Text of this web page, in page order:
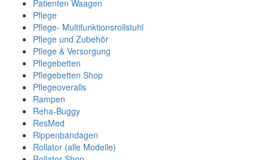
Patienten Waagen
Pflege
Pflege- Multifunktionsrollstuhl
Pflege und Zubehör
Pflege & Versorgung
Pflegebetten
Pflegebetten Shop
Pflegeoveralls
Rampen
Reha-Buggy
ResMed
Rippenbandagen
Rollator (alle Modelle)